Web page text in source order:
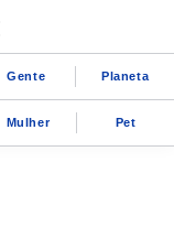
Gente Planeta
Mulher Pet